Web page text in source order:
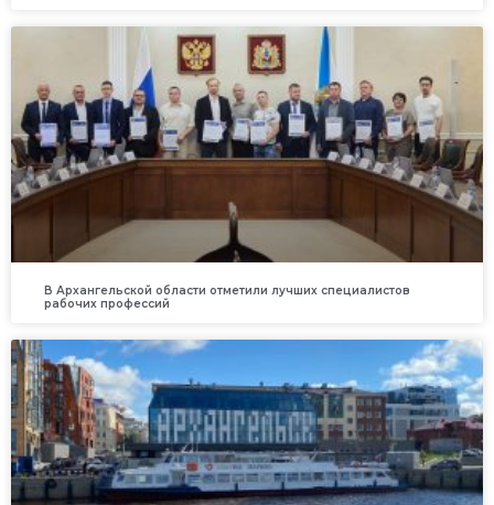
В Архангельской области отметили лучших специалистов
рабочих профессий